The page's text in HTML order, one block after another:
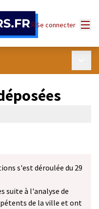
Se connecter
s'est déroulée du 29
suite à l'analyse de
de la ville et ont